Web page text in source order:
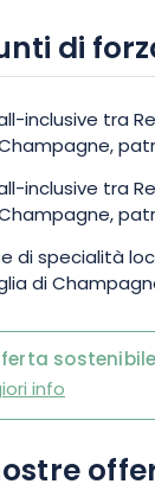
di
inclusive tra
inclusive tra
di specialità
di
info